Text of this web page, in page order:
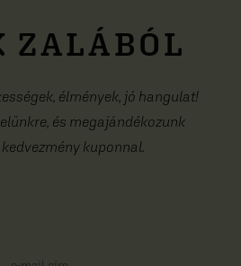
ZALÁBÓL
élmények, jó hangulat!
és megajándékozunk
kedvezmény kuponnal.